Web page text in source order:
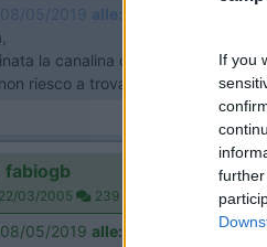
If you
08/05/2019 alle:
la canalina di scorrimento dei
riesco a trovarla. Qualcuno può
fabiogb
22/03/2005 239
08/05/2019 alle: